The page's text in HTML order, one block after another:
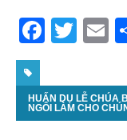
F
c
e
T
itt
er
E
l
HUẤN DỤ LỄ CHÚA
NGÔI LÀM CHO